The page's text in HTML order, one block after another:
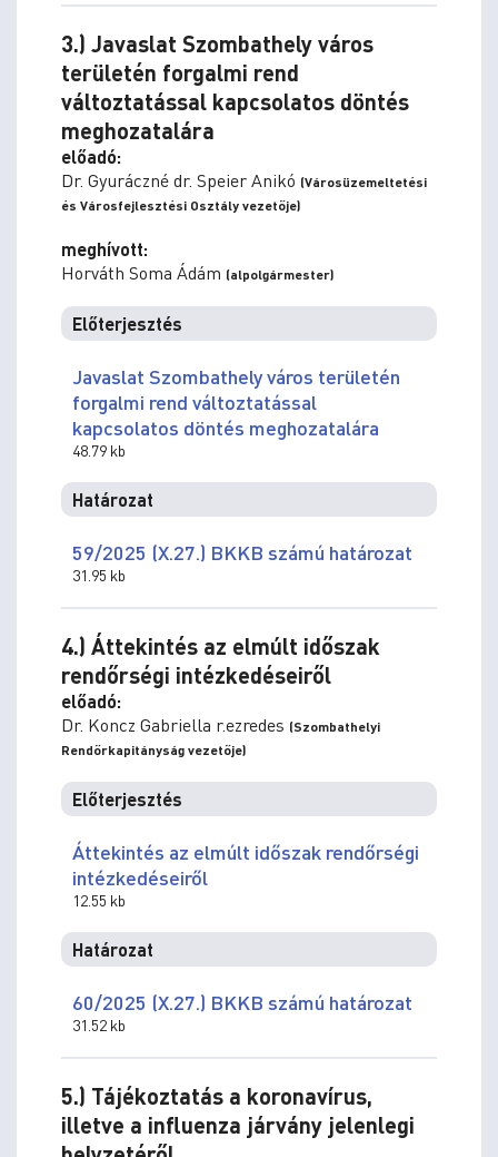
3.) Javaslat Szombathely város
területén forgalmi rend
változtatással kapcsolatos döntés
meghozatalára
előadó:
Dr. Gyuráczné dr. Speier Anikó (Városüzemeltetési
és Városfejlesztési Osztály vezetője)
meghívott:
Horváth Soma Ádám (alpolgármester)
Előterjesztés
Javaslat Szombathely város területén
forgalmi rend változtatással
kapcsolatos döntés meghozatalára
48.79 kb
Határozat
59/2025 (X.27.) BKKB számú határozat
31.95 kb
4.) Áttekintés az elmúlt időszak
rendőrségi intézkedéseiről
előadó:
Dr. Koncz Gabriella r.ezredes (Szombathelyi
Rendőrkapitányság vezetője)
Előterjesztés
Áttekintés az elmúlt időszak rendőrségi
intézkedéseiről
12.55 kb
Határozat
60/2025 (X.27.) BKKB számú határozat
31.52 kb
5.) Tájékoztatás a koronavírus,
illetve a influenza járvány jelenlegi